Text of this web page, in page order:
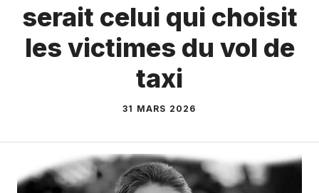
serait celui qui choisit
les victimes du vol de
taxi
31 MARS 2026